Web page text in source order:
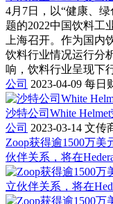
4月7日，以“健康、
题的2022中国饮料工
上海召开。作为国内
饮料行业情况运行分
响，饮料行业呈现下
公司 2023-04-09 每日
沙特公司White
公司 2023-03-14 文传
Zoop获得逾1500万美
伙伴关系，将在